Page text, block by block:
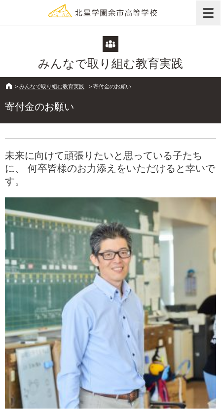
みんなで取り組む教育実践
> みんなで取り組む教育実践 > 寄付金のお願い
寄付金のお願い
未来に向けて頑張りたいと思っている子たち
に、
何卒皆様のお力添えをいただけると幸いで
す。